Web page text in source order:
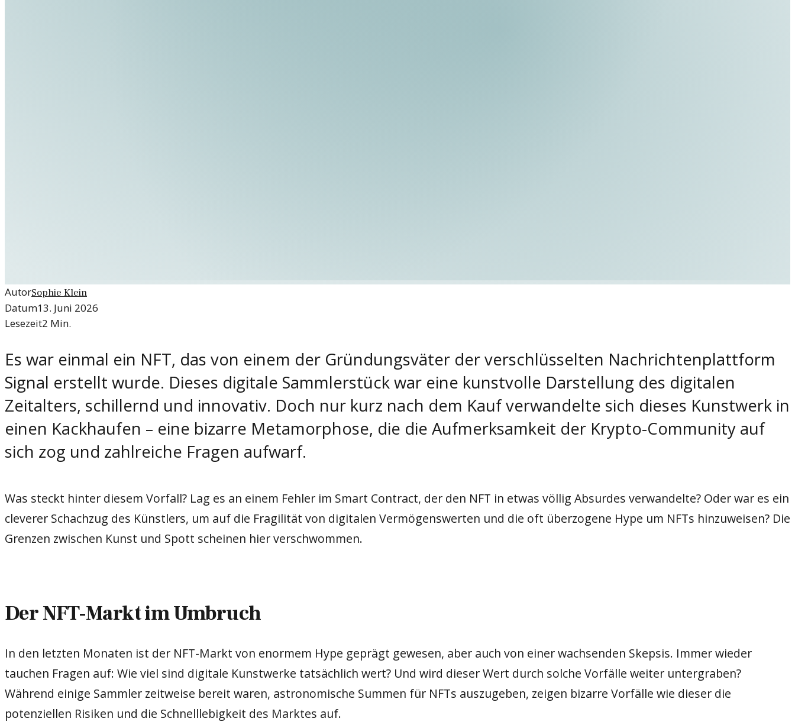
AutorSophie Klein
Datum13. Juni 2026
Lesezeit2 Min.
Es war einmal ein NFT, das von einem der Gründungsväter der verschlüsselten Nachrichtenplattform
Signal erstellt wurde. Dieses digitale Sammlerstück war eine kunstvolle Darstellung des digitalen
Zeitalters, schillernd und innovativ. Doch nur kurz nach dem Kauf verwandelte sich dieses Kunstwerk in
einen Kackhaufen – eine bizarre Metamorphose, die die Aufmerksamkeit der Krypto-Community auf
sich zog und zahlreiche Fragen aufwarf.
Was steckt hinter diesem Vorfall? Lag es an einem Fehler im Smart Contract, der den NFT in etwas völlig Absurdes verwandelte? Oder war es ein
cleverer Schachzug des Künstlers, um auf die Fragilität von digitalen Vermögenswerten und die oft überzogene Hype um NFTs hinzuweisen? Die
Grenzen zwischen Kunst und Spott scheinen hier verschwommen.
Der NFT-Markt im Umbruch
In den letzten Monaten ist der NFT-Markt von enormem Hype geprägt gewesen, aber auch von einer wachsenden Skepsis. Immer wieder
tauchen Fragen auf: Wie viel sind digitale Kunstwerke tatsächlich wert? Und wird dieser Wert durch solche Vorfälle weiter untergraben?
Während einige Sammler zeitweise bereit waren, astronomische Summen für NFTs auszugeben, zeigen bizarre Vorfälle wie dieser die
potenziellen Risiken und die Schnelllebigkeit des Marktes auf.